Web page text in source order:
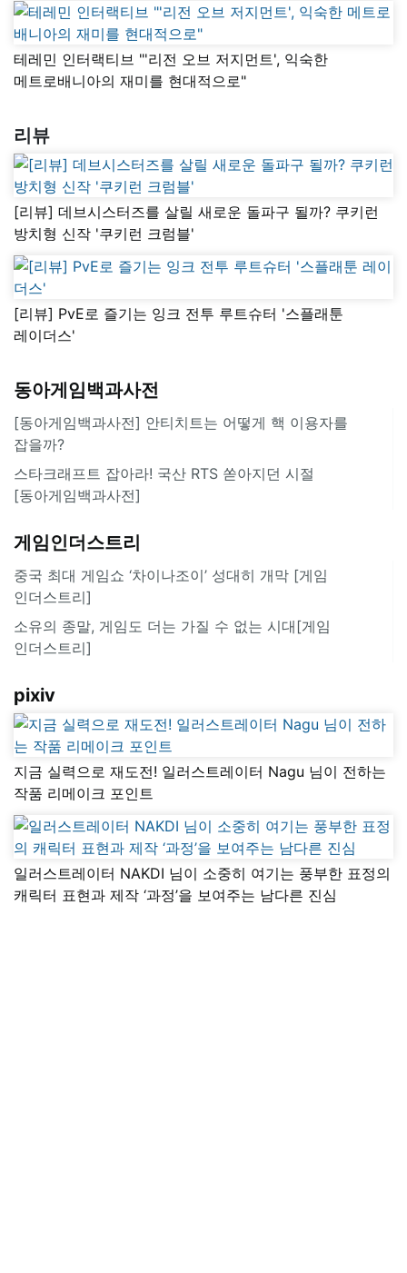
테레민 인터랙티브 "'리전 오브 저지먼트', 익숙한
메트로배니아의 재미를 현대적으로"
리뷰
[리뷰] 데브시스터즈를 살릴 새로운 돌파구 될까? 쿠키런
방치형 신작 '쿠키런 크럼블'
[리뷰] PvE로 즐기는 잉크 전투 루트슈터 '스플래툰
레이더스'
동아게임백과사전
[동아게임백과사전] 안티치트는 어떻게 핵 이용자를
잡을까?
스타크래프트 잡아라! 국산 RTS 쏟아지던 시절
[동아게임백과사전]
게임인더스트리
중국 최대 게임쇼 ‘차이나조이’ 성대히 개막 [게임
인더스트리]
소유의 종말, 게임도 더는 가질 수 없는 시대[게임
인더스트리]
pixiv
지금 실력으로 재도전! 일러스트레이터 Nagu 님이 전하는
작품 리메이크 포인트
일러스트레이터 NAKDI 님이 소중히 여기는 풍부한 표정의
캐릭터 표현과 제작 ‘과정’을 보여주는 남다른 진심